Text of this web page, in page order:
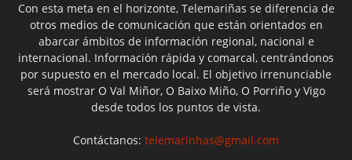
Con esta meta en el horizonte, Telemariñas se diferencia de
otros medios de comunicación que están orientados en
abarcar ámbitos de información regional, nacional e
internacional. Información rápida y comarcal, centrándonos
por supuesto en el mercado local. El objetivo irrenunciable
será mostrar O Val Miñor, O Baixo Miño, O Porriño y Vigo
desde todos los puntos de vista.
Contáctanos: telemarinhas@gmail.com